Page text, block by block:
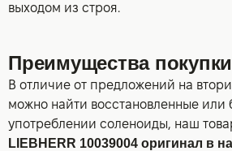
выходом из строя.
Преимущества
В отличие от предложений на
можно найти восстановленные или
употреблении соленоиды, наш
LIEBHERR 10039004 оригинал в